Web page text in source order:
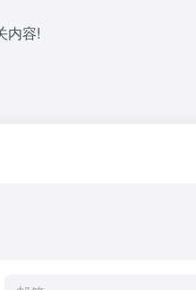
内容!